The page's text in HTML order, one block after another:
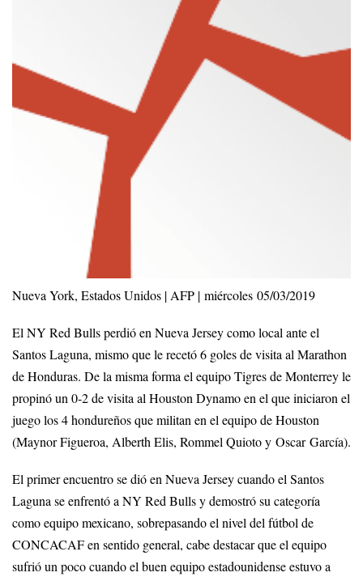
Nueva York, Estados Unidos | AFP | miércoles 05/03/2019
El NY Red Bulls perdió en Nueva Jersey como local ante el
Santos Laguna, mismo que le recetó 6 goles de visita al Marathon
de Honduras. De la misma forma el equipo Tigres de Monterrey le
propinó un 0-2 de visita al Houston Dynamo en el que iniciaron el
juego los 4 hondureños que militan en el equipo de Houston
(Maynor Figueroa, Alberth Elis, Rommel Quioto y Oscar García).
El primer encuentro se dió en Nueva Jersey cuando el Santos
Laguna se enfrentó a NY Red Bulls y demostró su categoría
como equipo mexicano, sobrepasando el nivel del fútbol de
CONCACAF en sentido general, cabe destacar que el equipo
sufrió un poco cuando el buen equipo estadounidense estuvo a